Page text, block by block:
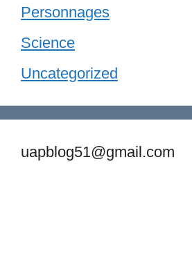
Personnages
Science
Uncategorized
uapblog51@gmail.com